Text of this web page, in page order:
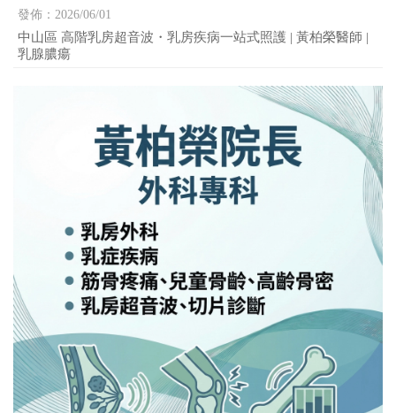
發佈：2026/06/01
中山區 高階乳房超音波・乳房疾病一站式照護 | 黃柏榮醫師 |
乳腺膿瘍